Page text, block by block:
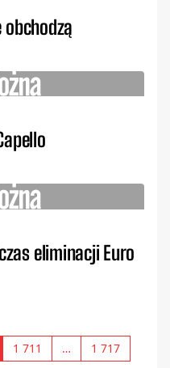
obchodzą
eliminacji Euro
1 711 … 1 717